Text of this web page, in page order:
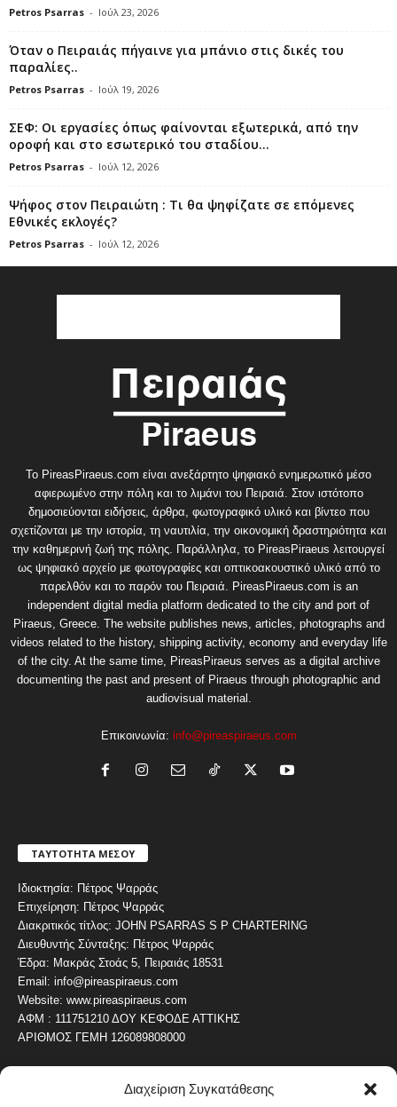
Διαχείριση Συγκατάθεσης
Petros Psarras - Ιούλ 23, 2026
Όταν ο Πειραιάς πήγαινε για μπάνιο στις δικές του
παραλίες..
Petros Psarras - Ιούλ 19, 2026
ΣΕΦ: Οι εργασίες όπως φαίνονται εξωτερικά, από την
οροφή και στο εσωτερικό του σταδίου...
Petros Psarras - Ιούλ 12, 2026
Ψήφος στον Πειραιώτη : Τι θα ψηφίζατε σε επόμενες
Εθνικές εκλογές?
Petros Psarras - Ιούλ 12, 2026
Το PireasPiraeus.com είναι ανεξάρτητο ψηφιακό ενημερωτικό μέσο
αφιερωμένο στην πόλη και το λιμάνι του Πειραιά. Στον ιστότοπο
δημοσιεύονται ειδήσεις, άρθρα, φωτογραφικό υλικό και βίντεο που
σχετίζονται με την ιστορία, τη ναυτιλία, την οικονομική δραστηριότητα και
την καθημερινή ζωή της πόλης. Παράλληλα, το PireasPiraeus λειτουργεί
ως ψηφιακό αρχείο με φωτογραφίες και οπτικοακουστικό υλικό από το
παρελθόν και το παρόν του Πειραιά. PireasPiraeus.com is an
independent digital media platform dedicated to the city and port of
Piraeus, Greece. The website publishes news, articles, photographs and
videos related to the history, shipping activity, economy and everyday life
of the city. At the same time, PireasPiraeus serves as a digital archive
documenting the past and present of Piraeus through photographic and
audiovisual material.
Επικοινωνία: info@pireaspiraeus.com
ΤΑΥΤΟΤΗΤΑ ΜΕΣΟΥ
Ιδιοκτησία: Πέτρος Ψαρράς
Επιχείρηση: Πέτρος Ψαρράς
Διακριτικός τίτλος: JOHN PSARRAS S P CHARTERING
Διευθυντής Σύνταξης: Πέτρος Ψαρράς
Έδρα: Μακράς Στοάς 5, Πειραιάς 18531
Email: info@pireaspiraeus.com
Website: www.pireaspiraeus.com
ΑΦΜ : 111751210 ΔΟΥ ΚΕΦΟΔΕ ΑΤΤΙΚΗΣ
ΑΡΙΘΜΟΣ ΓΕΜΗ 126089808000
ΔΗΜΟΦΙΛΗ ΚΑΤΗΓΟΡΙΑ